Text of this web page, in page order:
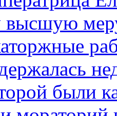
высшую
были